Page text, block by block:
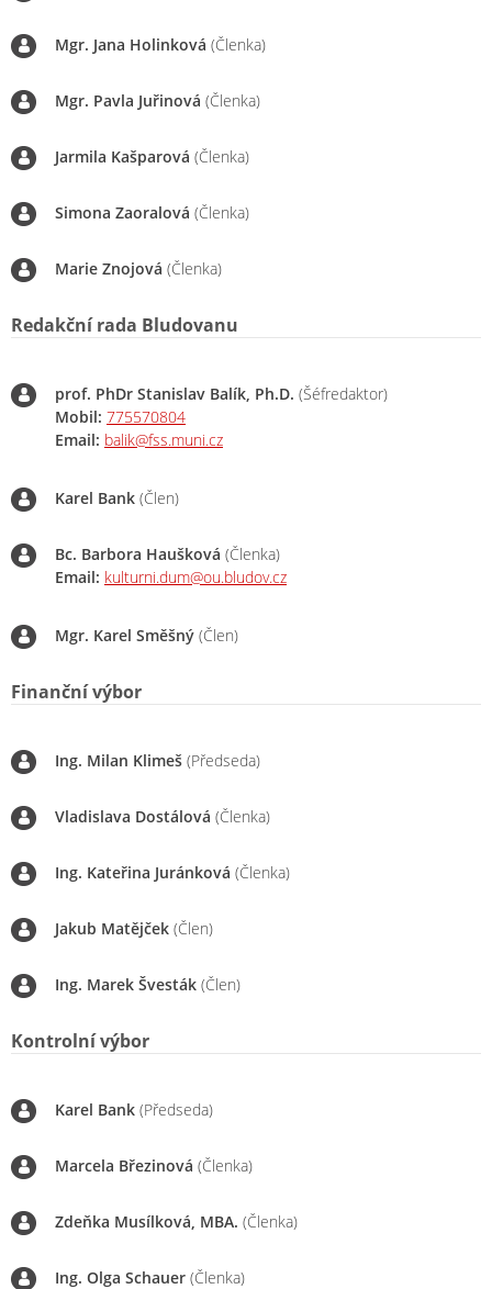
Mgr. Jana Holinková (Členka)
Mgr. Pavla Juřinová (Členka)
Jarmila Kašparová (Členka)
Simona Zaoralová (Členka)
Marie Znojová (Členka)
Redakční rada Bludovanu
prof. PhDr Stanislav Balík, Ph.D. (Šéfredaktor)
Mobil: 775570804
Email: balik@fss.muni.cz
Karel Bank (Člen)
Bc. Barbora Haušková (Členka)
Email: kulturni.dum@ou.bludov.cz
Mgr. Karel Směšný (Člen)
Finanční výbor
Ing. Milan Klimeš (Předseda)
Vladislava Dostálová (Členka)
Ing. Kateřina Juránková (Členka)
Jakub Matějček (Člen)
Ing. Marek Švesták (Člen)
Kontrolní výbor
Karel Bank (Předseda)
Marcela Březinová (Členka)
Zdeňka Musílková, MBA. (Členka)
Ing. Olga Schauer (Členka)